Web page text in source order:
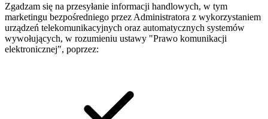
Zgadzam się na przesyłanie informacji handlowych, w tym
marketingu bezpośredniego przez Administratora z wykorzystaniem
urządzeń telekomunikacyjnych oraz automatycznych systemów
wywołujących, w rozumieniu ustawy "Prawo komunikacji
elektronicznej", poprzez: